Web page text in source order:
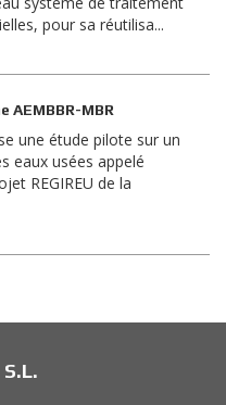
pour sa réutilisa...
MBR
une étude pilote sur un
eaux usées appelé
REGIREU de la